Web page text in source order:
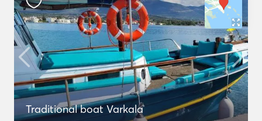
Traditional boat Varkala